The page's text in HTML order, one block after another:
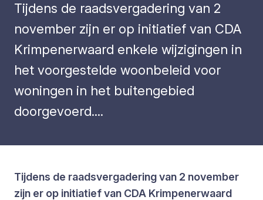
Tijdens de raadsvergadering van 2
november zijn er op initiatief van CDA
Krimpenerwaard enkele wijzigingen in
het voorgestelde woonbeleid voor
woningen in het buitengebied
doorgevoerd....
Tijdens de raadsvergadering van 2 november
zijn er op initiatief van CDA Krimpenerwaard